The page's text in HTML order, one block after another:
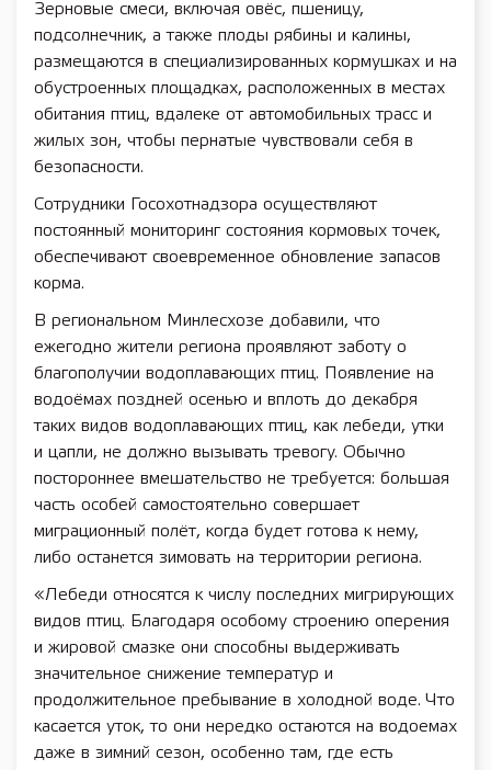
Зерновые смеси, включая овёс, пшеницу,
подсолнечник, а также плоды рябины и калины,
размещаются в специализированных кормушках и на
обустроенных площадках, расположенных в местах
обитания птиц, вдалеке от автомобильных трасс и
жилых зон, чтобы пернатые чувствовали себя в
безопасности.
Сотрудники Госохотнадзора осуществляют
постоянный мониторинг состояния кормовых точек,
обеспечивают своевременное обновление запасов
корма.
В региональном Минлесхозе добавили, что
ежегодно жители региона проявляют заботу о
благополучии водоплавающих птиц. Появление на
водоёмах поздней осенью и вплоть до декабря
таких видов водоплавающих птиц, как лебеди, утки
и цапли, не должно вызывать тревогу. Обычно
постороннее вмешательство не требуется: большая
часть особей самостоятельно совершает
миграционный полёт, когда будет готова к нему,
либо останется зимовать на территории региона.
«Лебеди относятся к числу последних мигрирующих
видов птиц. Благодаря особому строению оперения
и жировой смазке они способны выдерживать
значительное снижение температур и
продолжительное пребывание в холодной воде. Что
касается уток, то они нередко остаются на водоемах
даже в зимний сезон, особенно там, где есть